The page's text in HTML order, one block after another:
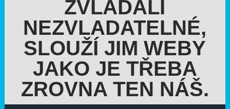
ZVLÁDALI
NEZVLADATELNÉ,
SLOUŽÍ JIM WEBY
JAKO JE TŘEBA
ZROVNA TEN NÁŠ.